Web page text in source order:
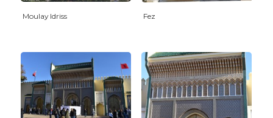
Moulay Idriss Fez